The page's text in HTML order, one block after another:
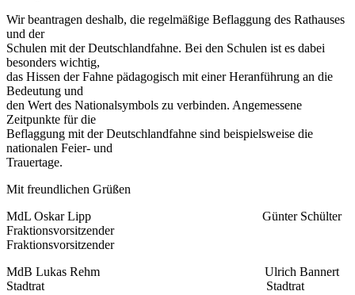
Wir beantragen deshalb, die regelmäßige Beflaggung des Rathauses
und der
Schulen mit der Deutschlandfahne. Bei den Schulen ist es dabei
besonders wichtig,
das Hissen der Fahne pädagogisch mit einer Heranführung an die
Bedeutung und
den Wert des Nationalsymbols zu verbinden. Angemessene
Zeitpunkte für die
Beflaggung mit der Deutschlandfahne sind beispielsweise die
nationalen Feier- und
Trauertage.
Mit freundlichen Grüßen
MdL Oskar Lipp Günter Schülter
Fraktionsvorsitzender
Fraktionsvorsitzender
MdB Lukas Rehm Ulrich Bannert
Stadtrat Stadtrat